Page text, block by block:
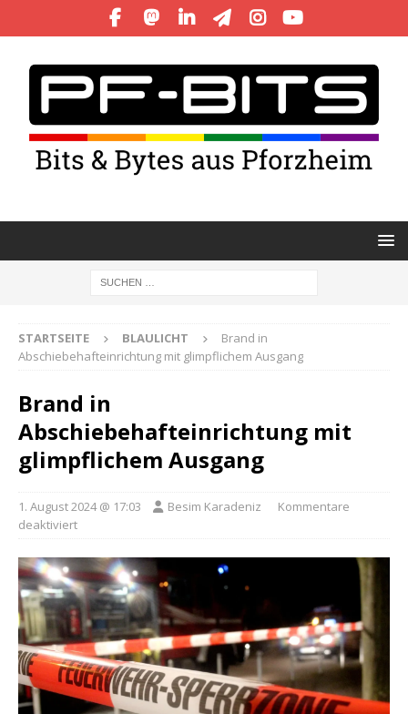
STARTSEITE BLAULICHT
Brand in
Abschiebehafteinrichtung mit glimpflichem Ausgang
Brand in
Abschiebehafteinrichtung mit
glimpflichem Ausgang
1. August 2024 @ 17:03 Besim Karadeniz
Kommentare
deaktiviert